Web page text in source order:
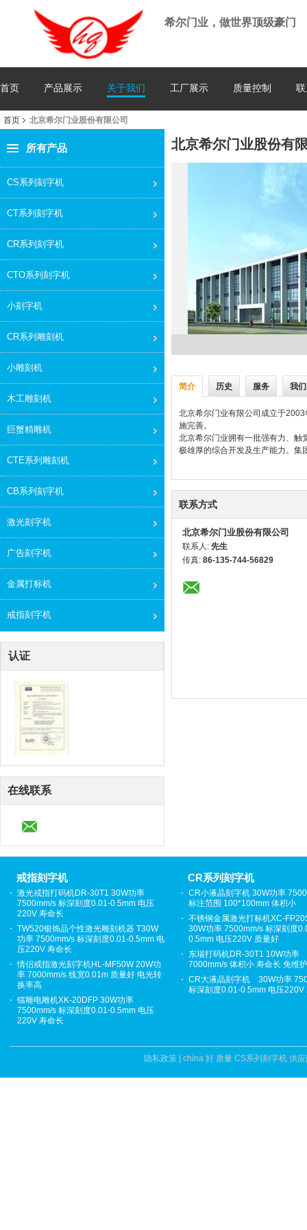
希尔门业，做世界顶级豪门
首页 产品展示 关于我们 工厂展示 质量控制
首页 北京希尔门业股份有限公司
所有产品
CS系列刻字机
CT系列刻字机
CR系列刻字机
CTO系列刻字机
小刻字机
CR系列雕刻机
小雕刻机
木工雕刻机
巨蟹精雕机
CTE系列雕刻机
CB系列刻字机
激光刻字机
广告刻字机
金属打标机
戒指刻字机
认证
在线联系
北京希尔门业股份有
简介 历史 服务 我
北京希尔门业有限公司成立于
施完善。
北京希尔门业拥有一批强有力、触
极雄厚的综合开发及生产能力。集
联系方式
北京希尔门业股份有限公司
联系人: 先生
传真: 86-135-744-56829
戒指刻字机
激光戒指打码机DR-30T1 30W功率
7500mm/s 标深刻度0.01-0.5mm 电压
220V 寿命长
TW520银饰品个性激光雕刻机器 T30W
功率 7500mm/s 标深刻度0.01-0.5mm 电
压220V 寿命长
情侣戒指激光刻字机HL-MF50W 20W功
率 7000mm/s 线宽0.01m 质量好 电光转
换率高
镭雕电雕机XK-20DFP 30W功率
7500mm/s 标深刻度0.01-0.5mm 电压
220V 寿命长
CR系列刻字机
CR小液晶刻字机 30W功率
标注范围 100*100mm 体积小
不锈钢金属激光打标机XC-
30W功率 7500mm/s 标深刻度
0.5mm 电压220V 质量好
东瑞打码机DR-30T1 10W功率
7000mm/s 体积小 寿命长 免维护
CR大液晶刻字机 30W功率
标深刻度0.01-0.5mm 电压220V
隐私政策| china 好 质量 CS系列刻字机 供